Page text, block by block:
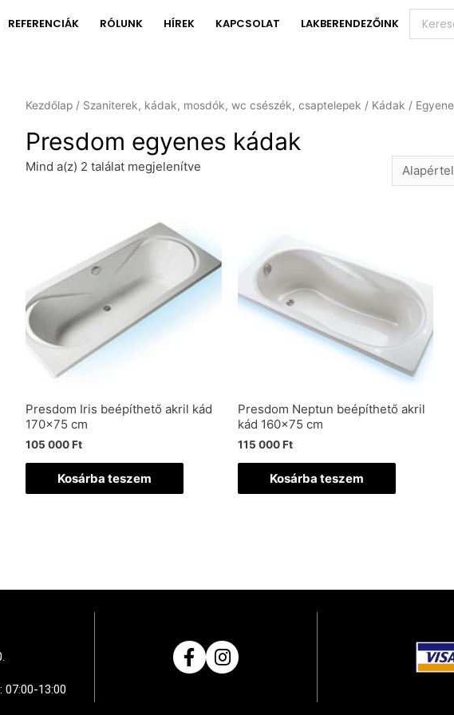
REFERENCIÁK RÓLUNK HÍREK KAPCSOLAT LAKBERENDEZŐINK
Kezdőlap / Szaniterek, kádak, mosdók, wc csészék, csaptelepek / Kádak /
Presdom egyenes kádak
Mind a(z) 2 találat megjelenítve
Presdom Iris beépíthető akril kád
170×75 cm
105 000Ft
Kosárba teszem
Presdom Neptun beépíthető akril
kád 160×75 cm
115 000Ft
Kosárba teszem
07:00-13:00